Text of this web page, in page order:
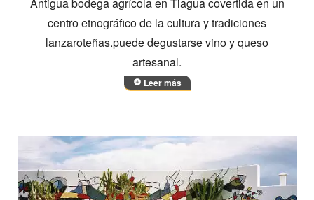
Antigua bodega agrícola en Tiagua covertida en un
centro etnográfico de la cultura y tradiciones
lanzaroteñas.puede degustarse vino y queso
artesanal.
Leer más